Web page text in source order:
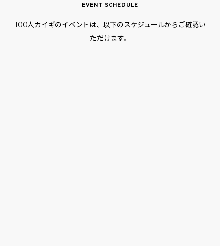
100人カイギのイベントは、以下のスケジュールからご確認い
ただけます。